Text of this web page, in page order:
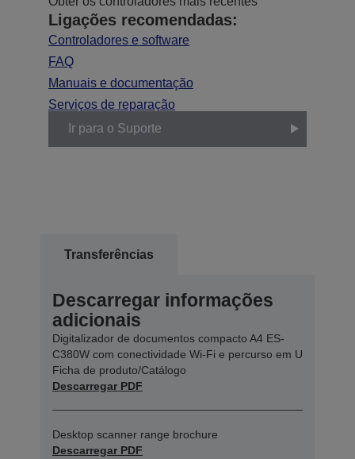
Ligações recomendadas:
Controladores e software
FAQ
Manuais e documentação
Serviços de reparação
Ir para o Suporte
Transferências
Descarregar informações
adicionais
Digitalizador de documentos compacto A4 ES-
C380W com conectividade Wi-Fi e percurso em U
Ficha de produto/Catálogo
Descarregar PDF
Desktop scanner range brochure
Descarregar PDF